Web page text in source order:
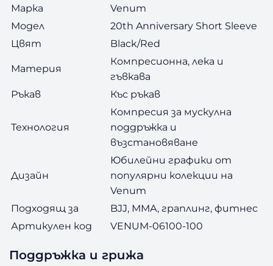
Марка
Venum
Модел
20th Anniversary Short Sleeve
Цвят
Black/Red
Материя
Компресионна, лека и
гъвкава
Ръкав
Къс ръкав
Технология
Компресия за мускулна
поддръжка и
възстановяване
Дизайн
Юбилейни графики от
популярни колекции на
Venum
Подходящ за
BJJ, ММА, граплинг, фитнес
Артикулен код
VENUM-06100-100
Поддръжка и грижа